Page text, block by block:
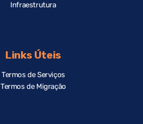
Infraestrutura
Links Úteis
Termos de Serviços
Termos de Migração